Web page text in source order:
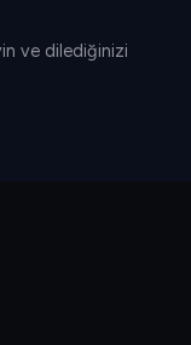
ve dilediğinizi